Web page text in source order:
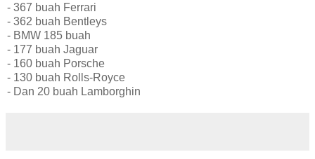
- 367 buah Ferrari
- 362 buah Bentleys
- BMW 185 buah
- 177 buah Jaguar
- 160 buah Porsche
- 130 buah Rolls-Royce
- Dan 20 buah Lamborghin